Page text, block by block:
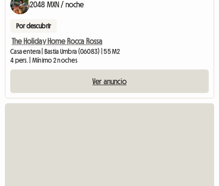
2048 MXN / noche
Por descubrir
The Holiday Home Rocca Rossa
Casa entera | Bastia Umbra (06083) | 55 M2
4 pers. | Mínimo 2 noches
Ver anuncio